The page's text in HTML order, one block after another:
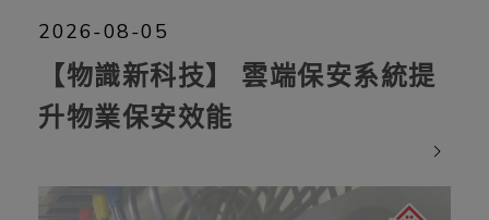
2026-08-05
【物識新科技】 雲端保安系統提
升物業保安效能